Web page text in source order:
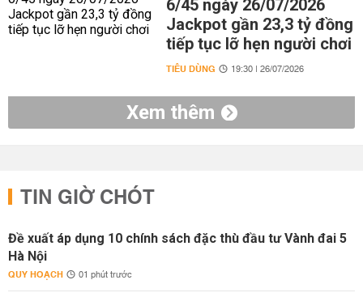
6/45 ngày 26/07/2026
Jackpot gần 23,3 tỷ đồng
tiếp tục lỡ hẹn người chơi
TIÊU DÙNG 19:30 | 26/07/2026
Xem thêm
TIN GIỜ CHÓT
Đề xuất áp dụng 10 chính sách đặc thù đầu tư Vành đai 5
Hà Nội
QUY HOẠCH 01 phút trước